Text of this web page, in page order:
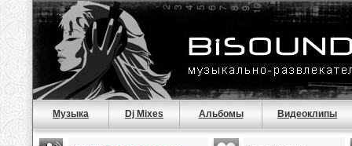
Музыка Dj Mixes Альбомы Видеоклипы